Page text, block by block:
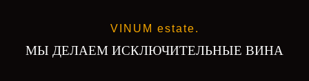
VINUM estate.
МЫ ДЕЛАЕМ ИСКЛЮЧИТЕЛЬНЫЕ ВИНА